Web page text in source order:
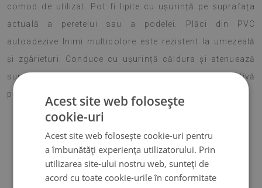
comod de utilizat. Pot fi lipite cu ușurință pe suprafața
actuală a peretelui sau a podelei. Plăci din PVC
autoadezive Inimi multicolore este rezistent la umezeală
și zgârieturi. Conduce cu ușurință căldura și atenuează
sunetele. Datorită acestui aspect este o alternativă
perfectă la materialele decorative tradiționale.
Prețul prezentat este pentru un set de 9 bucăți de plăci cu
Acest site web folosește
cookie-uri
Acest site web folosește cookie-uri pentru
a îmbunătăți experiența utilizatorului. Prin
utilizarea site-ului nostru web, sunteți de
acord cu toate cookie-urile în conformitate